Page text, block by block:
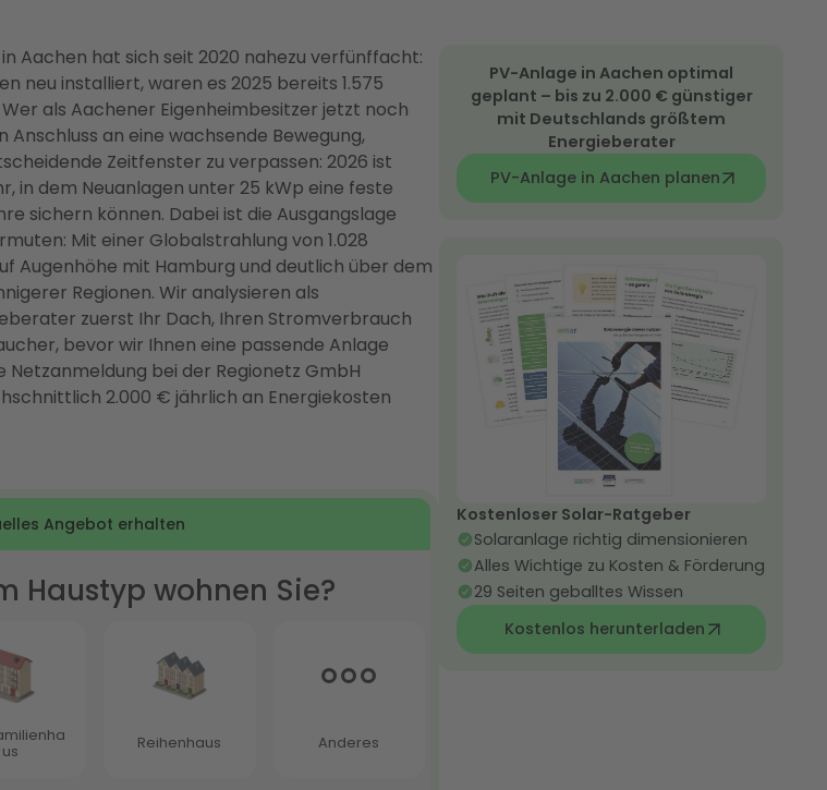
Aachen hat sich seit 2020 nahezu verfünffacht:
neu installiert, waren es 2025 bereits 1.575
Wer als Aachener Eigenheimbesitzer jetzt noch
an eine wachsende Bewegung,
Zeitfenster zu verpassen: 2026 ist
in dem Neuanlagen unter 25 kWp eine feste
sichern können. Dabei ist die Ausgangslage
Mit einer Globalstrahlung von 1.028
Augenhöhe mit Hamburg und deutlich über dem
Regionen. Wir analysieren als
zuerst Ihr Dach, Ihren Stromverbrauch
bevor wir Ihnen eine passende Anlage
bei der Regionetz GmbH
2.000 € jährlich an Energiekosten
PV-Anlage in Aachen optimal
geplant – bis zu 2.000 € günstiger
mit Deutschlands größtem
Energieberater
PV-Anlage in Aachen planen
Kostenloser Solar-Ratgeber
Solaranlage richtig dimensionieren
Alles Wichtige zu Kosten & Förderung
29 Seiten geballtes Wissen
Kostenlos herunterladen